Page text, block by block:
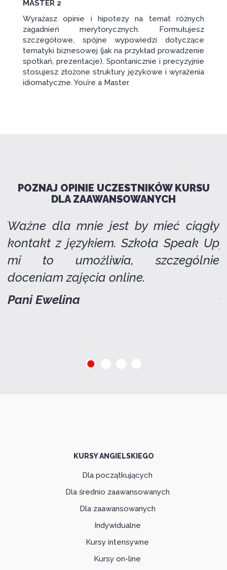
MASTER 2
Wyrażasz opinie i hipotezy na temat różnych
zagadnień merytorycznych. Formułujesz
szczegółowe, spójne wypowiedzi dotyczące
tematyki biznesowej (jak na przykład prowadzenie
spotkań, prezentacje). Spontanicznie i precyzyjnie
stosujesz złożone struktury językowe i wyrażenia
idiomatyczne. You’re a Master.
POZNAJ OPINIE UCZESTNIKÓW KURSU
DLA ZAAWANSOWANYCH
Ważne dla mnie jest by mieć ciągły
kontakt z językiem. Szkoła Speak Up
mi to umożliwia, szczególnie
doceniam zajęcia online.
Pani Ewelina
KURSY ANGIELSKIEGO
Dla początkujących
Dla średnio zaawansowanych
Dla zaawansowanych
Indywidualne
Kursy intensywne
Kursy on-line